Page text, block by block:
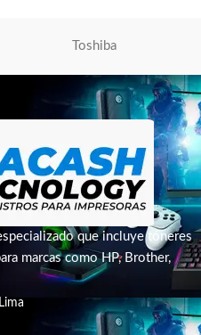
Toshiba
que incluye tóneres
marcas como HP, Brother,